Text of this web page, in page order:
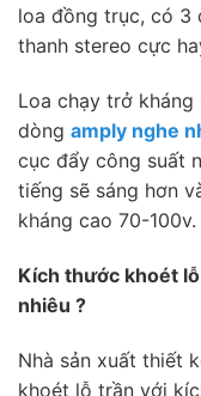
loa đồng trục, có 3
thanh stereo cực
Loa chạy trở
dòng amply nghe
cục đẩy công suất
tiếng sẽ sáng hơn
kháng cao 70-100v.
Kích thước khoét
nhiêu ?
Nhà sản xuất thiết
khoét lỗ trần với